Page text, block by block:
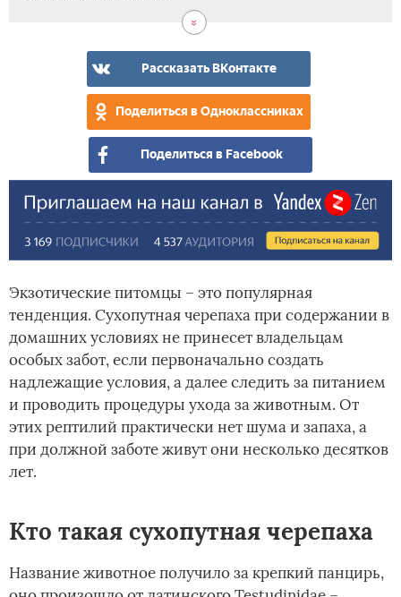
Рассказать ВКонтакте
Поделиться в Одноклассниках
Поделиться в Facebook
Экзотические питомцы – это популярная
тенденция. Сухопутная черепаха при содержании в
домашних условиях не принесет владельцам
особых забот, если первоначально создать
надлежащие условия, а далее следить за питанием
и проводить процедуры ухода за животным. От
этих рептилий практически нет шума и запаха, а
при должной заботе живут они несколько десятков
лет.
Кто такая сухопутная черепаха
Название животное получило за крепкий панцирь,